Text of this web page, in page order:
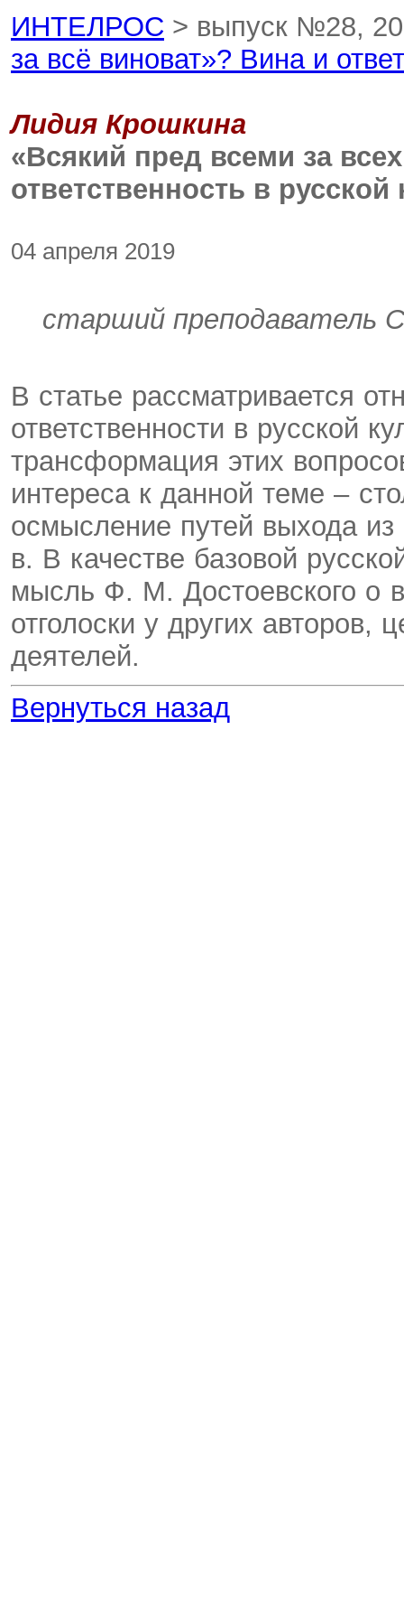
ИНТЕЛРОС > выпуск №28,
за всё виноват»? Вина и
Лидия Крошкина
«Всякий пред всеми за
ответственность в русской
04 апреля 2019
старший преподаватель
В статье рассматривается
ответственности в русской
трансформация этих
интереса к данной теме –
осмысление путей выхода
в. В качестве базовой
мысль Ф. М. Достоевского о
отголоски у других
деятелей.
Вернуться назад